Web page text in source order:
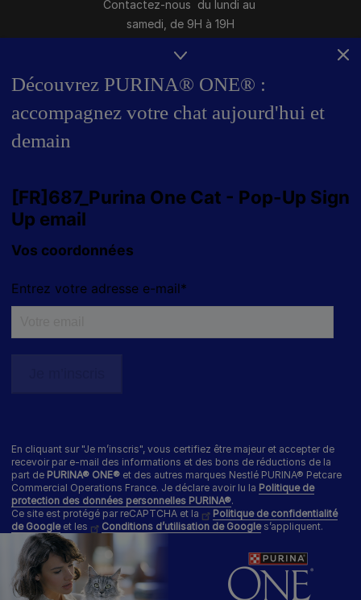
Découvrez PURINA® ONE® :
accompagnez votre chat aujourd'hui et
demain
En cliquant sur "Je m’inscris", vous certifiez être majeur et accepter de
recevoir par e-mail des informations et des bons de réductions de la
part de PURINA® ONE® et des autres marques Nestlé PURINA® Petcare
Commercial Operations France. Je déclare avoir lu la Politique de
protection des données personnelles PURINA®.
Ce site est protégé par reCAPTCHA et la
Politique de confidentialité
de Googleet les Conditions d’utilisation de Googles’appliquent.
Contactez-nous du lundi au
samedi, de 9H à 19H
Conversation instantanée en ligne
du lundi au vendredi, de 10H à 16H
>Nous écrire
0 800 22 64 62
® REG. TRADEMARK OF SOCIÉTÉ DES PRODUITS NESTLÉ S.A.
Sitemap